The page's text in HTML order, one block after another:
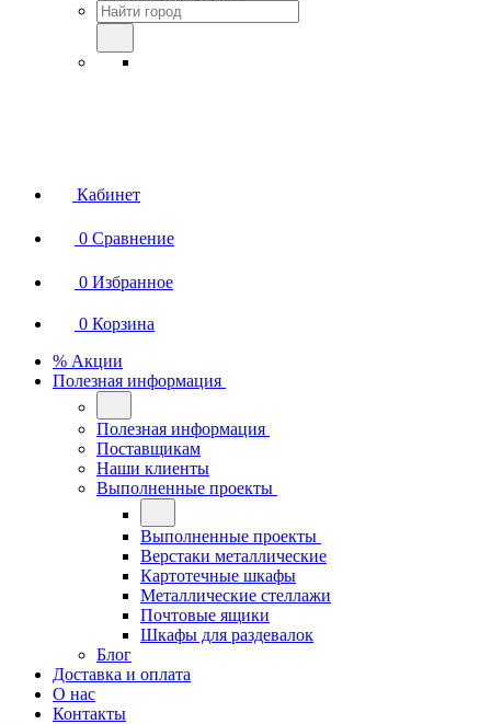
Кабинет
0 Сравнение
0 Избранное
0 Корзина
% Акции
Полезная информация
Полезная информация
Поставщикам
Наши клиенты
Выполненные проекты
Выполненные проекты
Верстаки металлические
Картотечные шкафы
Металлические стеллажи
Почтовые ящики
Шкафы для раздевалок
Блог
Доставка и оплата
О нас
Контакты